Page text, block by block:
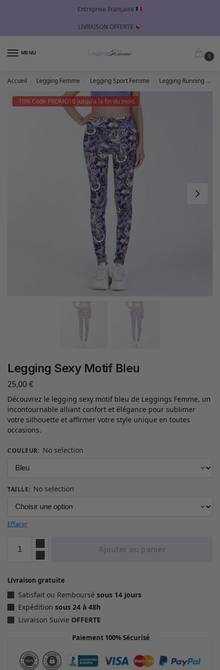
Entreprise Française
LIVRAISON OFFERTE
MENU
0
Accueil Legging Femme Legging Sport Femme Legging Running Femme
-10% Code PROMO10 jusqu'a la fin du mois
Legging Sexy Motif Bleu
25,00€
Découvrez le legging sexy motif bleu de Leggings Femme, un
incontournable alliant confort et élégance pour sublimer
votre silhouette et affirmer votre style unique en toutes
occasions.
COULEUR: No selection
TAILLE: No selection
Effacer
Ajouter au panier
Livraison gratuite
Satisfait ou Remboursé sous 14 jours
Expédition sous 24 à 48h
Livraison Suivie OFFERTE
Paiement 100% Sécurisé